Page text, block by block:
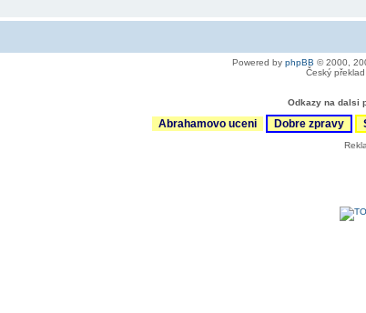
Powered by phpBB © 2000,
Český
Odkazy na dalsi
Abrahamovo uceni Dobre zpravy